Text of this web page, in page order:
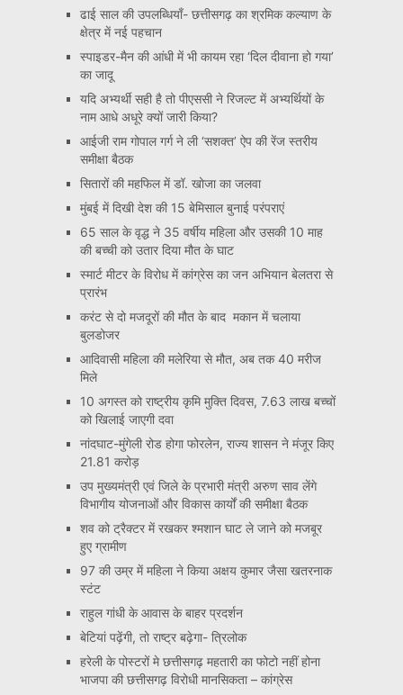
ढाई साल की उपलब्धियाँ- छत्तीसगढ़ का श्रमिक कल्याण के
क्षेत्र में नई पहचान
स्पाइडर-मैन की आंधी में भी कायम रहा ‘दिल दीवाना हो गया’
का जादू
यदि अभ्यर्थी सही है तो पीएससी ने रिजल्ट में अभ्यर्थियों के
नाम आधे अधूरे क्यों जारी किया?
आईजी राम गोपाल गर्ग ने ली ‘सशक्त’ ऐप की रेंज स्तरीय
समीक्षा बैठक
सितारों की महफिल में डॉ. खोजा का जलवा
मुंबई में दिखी देश की 15 बेमिसाल बुनाई परंपराएं
65 साल के वृद्ध ने 35 वर्षीय महिला और उसकी 10 माह
की बच्ची को उतार दिया मौत के घाट
स्मार्ट मीटर के विरोध में कांग्रेस का जन अभियान बेलतरा से
प्रारंभ
करंट से दो मजदूरों की मौत के बाद मकान में चलाया
बुलडोजर
आदिवासी महिला की मलेरिया से मौत, अब तक 40 मरीज
मिले
10 अगस्त को राष्ट्रीय कृमि मुक्ति दिवस, 7.63 लाख बच्चों
को खिलाई जाएगी दवा
नांदघाट-मुंगेली रोड होगा फोरलेन, राज्य शासन ने मंजूर किए
21.81 करोड़
उप मुख्यमंत्री एवं जिले के प्रभारी मंत्री अरुण साव लेंगे
विभागीय योजनाओं और विकास कार्यों की समीक्षा बैठक
शव को ट्रैक्टर में रखकर श्मशान घाट ले जाने को मजबूर
हुए ग्रामीण
97 की उम्र में महिला ने किया अक्षय कुमार जैसा खतरनाक
स्टंट
राहुल गांधी के आवास के बाहर प्रदर्शन
बेटियां पढ़ेंगी, तो राष्ट्र बढ़ेगा- त्रिलोक
हरेली के पोस्टरों मे छत्तीसगढ़ महतारी का फोटो नहीं होना
भाजपा की छत्तीसगढ़ विरोधी मानसिकता – कांग्रेस